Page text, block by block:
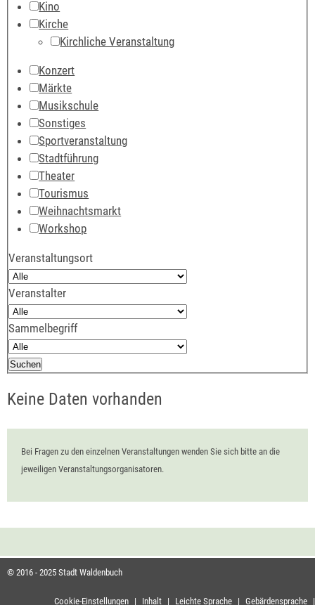
Kino
Kirche
Kirchliche Veranstaltung
Konzert
Märkte
Musikschule
Sonstiges
Sportveranstaltung
Stadtführung
Theater
Tourismus
Weihnachtsmarkt
Workshop
Veranstaltungsort
Veranstalter
Sammelbegriff
Keine Daten vorhanden
Bei Fragen zu den einzelnen Veranstaltungen wenden Sie sich bitte an die
jeweiligen Veranstaltungsorganisatoren.
© 2016 - 2025 Stadt Waldenbuch
Cookie-Einstellungen | Inhalt | Leichte Sprache | Gebärdensprache |